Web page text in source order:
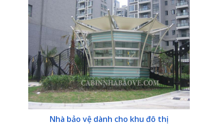
Nhà bảo vệ dành cho khu đô thị